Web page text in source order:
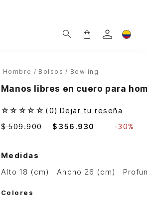
Hombre Bolsos Bowling
Manos libres en cuero para
☆ ☆ ☆ ☆ ☆ (0) Dejar tu reseña
$ 509.900 $ 356 .930 -30%
Medidas
alto 18 (cm)
ancho 26 (cm)
Colores